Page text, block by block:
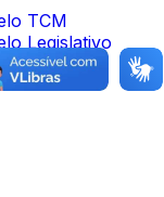
TCM
Legislativo